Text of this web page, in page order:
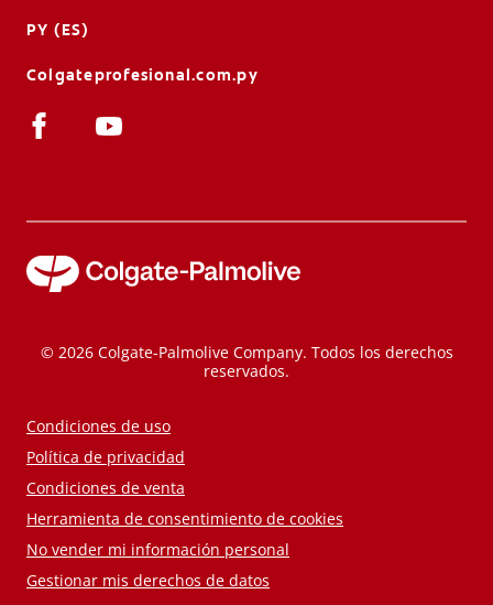
PY (ES)
Colgateprofesional.com.py
© 2026 Colgate-Palmolive Company. Todos los derechos
reservados.
Condiciones de uso
Política de privacidad
Condiciones de venta
Herramienta de consentimiento de cookies
No vender mi información personal
Gestionar mis derechos de datos